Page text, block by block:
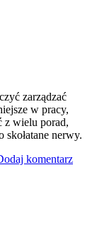
zarządzać
w pracy,
z wielu porad,
nerwy.
komentarz